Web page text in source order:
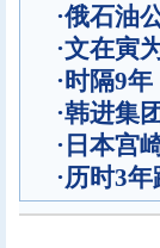
·俄石油
·文在寅
·时隔9
·韩进集
· 日本宫
·历时3